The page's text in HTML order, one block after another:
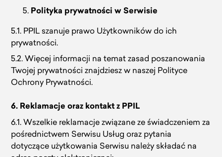
Polityka prywatności w Serwisie
5.1. PPIL szanuje prawo Użytkowników do ich
prywatności.
5.2. Więcej informacji na temat zasad poszanowania
Twojej prywatności znajdziesz w naszej Polityce
Ochrony Prywatności.
6. Reklamacje oraz kontakt z PPIL
6.1. Wszelkie reklamacje związane ze świadczeniem za
pośrednictwem Serwisu Usług oraz pytania
dotyczące użytkowania Serwisu należy składać na